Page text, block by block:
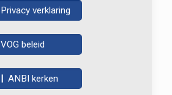
Privacy verklaring
VOG beleid
|ANBI kerken